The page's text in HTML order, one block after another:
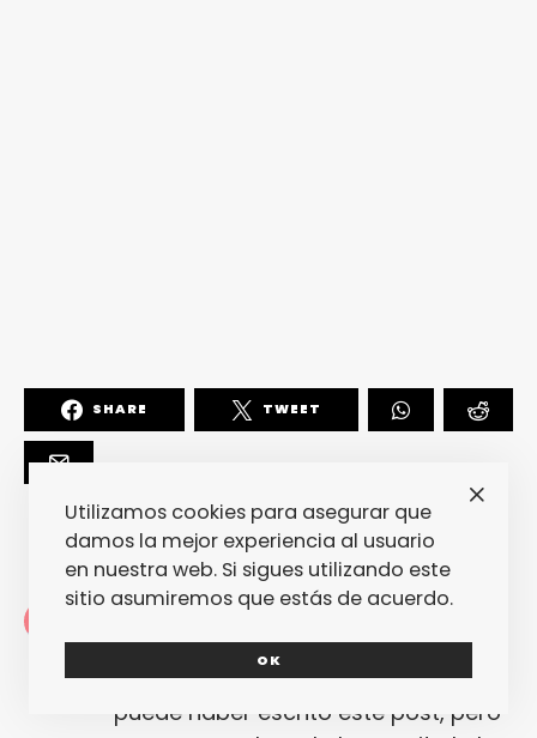
SHARE TWEET
Redacción
La redacción de fantasticmag.es al
completo... Cualquiera de nosotros
puede haber escrito este post, pero
Utilizamos cookies para asegurar que
damos la mejor experiencia al usuario
en nuestra web. Si sigues utilizando este
sitio asumiremos que estás de acuerdo.
OK